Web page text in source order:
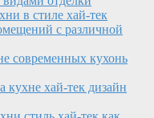
в стиле хай-тек
с различной
современных кухонь
кухне хай-тек дизайн